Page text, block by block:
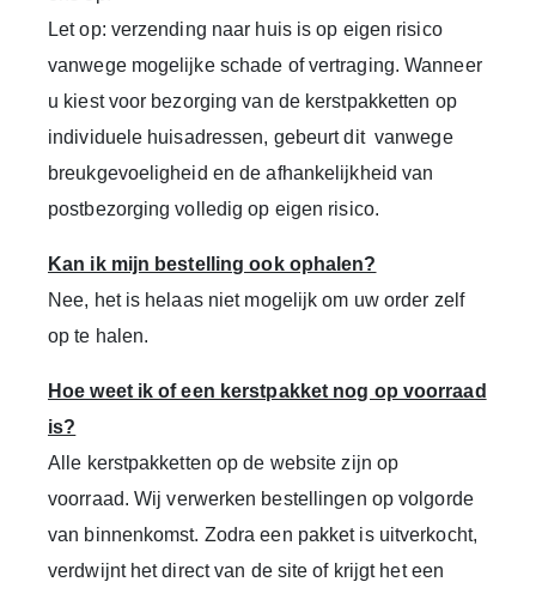
Let op: verzending naar huis is op eigen risico
vanwege mogelijke schade of vertraging. Wanneer
u kiest voor bezorging van de kerstpakketten op
individuele huisadressen, gebeurt dit vanwege
breukgevoeligheid en de afhankelijkheid van
postbezorging volledig op eigen risico.
Kan ik mijn bestelling ook ophalen?
Nee, het is helaas niet mogelijk om uw order zelf
op te halen.
Hoe weet ik of een kerstpakket nog op voorraad
is?
Alle kerstpakketten op de website zijn op
voorraad. Wij verwerken bestellingen op volgorde
van binnenkomst. Zodra een pakket is uitverkocht,
verdwijnt het direct van de site of krijgt het een